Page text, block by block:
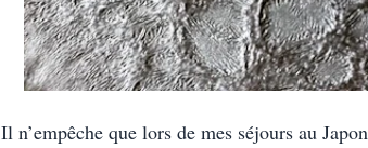
Il n’empêche que lors de mes séjours au